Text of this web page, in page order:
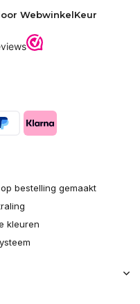
WebwinkelKeur
bestelling gemaakt
kleuren